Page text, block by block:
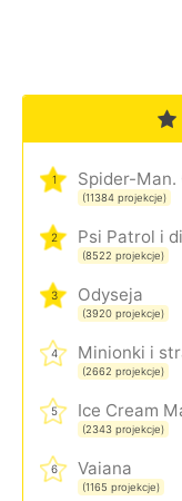
1
(11384 projekcje)
2 Psi Patrol i
(8522 projekcje)
3 Odyseja
(3920 projekcje)
4 Minionki i
(2662 projekcje)
5 Ice Cream
(2343 projekcje)
6 Vaiana
(1165 projekcje)